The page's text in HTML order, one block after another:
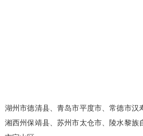
湖州市德清县、青岛市平度市、常德市汉
湘西州保靖县、苏州市太仓市、陵水黎族